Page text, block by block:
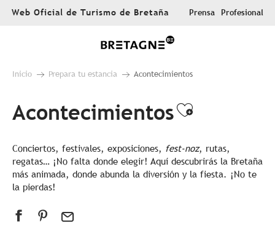
AllerWeb Oficial de Turismo de Bretaña Prensa Profesional
Inicio Prepara tu estancia Acontecimientos
AcontecimientosAjouter
Conciertos, festivales, exposiciones, fest-noz, rutas,
regatas… ¡No falta donde elegir! Aquí descubrirás la Bretaña
más animada, donde abunda la diversión y la fiesta. ¡No te
la pierdas!